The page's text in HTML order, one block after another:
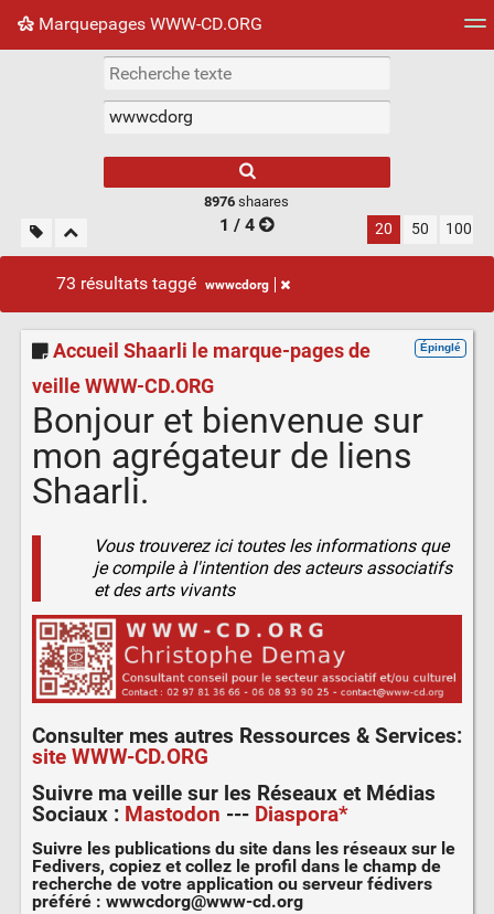
Marquepages WWW-CD.ORG
Nuage de tags Mur d'images
8976 shaares
1 / 4 20 50 100
73 résultats taggé wwwcdorg
Épinglé
Accueil Shaarli le marque-pages de
veille WWW-CD.ORG
Bonjour et bienvenue sur
mon agrégateur de liens
Shaarli.
Vous trouverez ici toutes les informations que
je compile à l'intention des acteurs associatifs
et des arts vivants
Consulter mes autres Ressources & Services:
site WWW-CD.ORG
Suivre ma veille sur les Réseaux et Médias
Sociaux: Mastodon --- Diaspora*
Suivre les publications du site dans les réseaux sur le
Fedivers, copiez et collez le profil dans le champ de
recherche de votre application ou serveur fédivers
préféré : wwwcdorg@www-cd.org